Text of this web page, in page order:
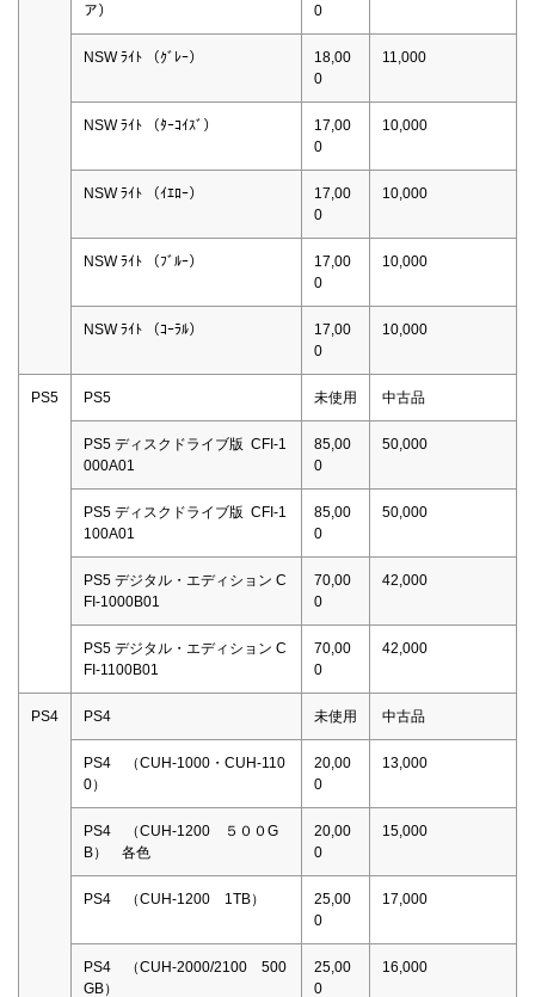
ア）
0
NSW ﾗｲﾄ （ｸﾞﾚｰ）
18,00
0
11,000
NSW ﾗｲﾄ （ﾀｰｺｲｽﾞ）
17,00
0
10,000
NSW ﾗｲﾄ （ｲｴﾛｰ）
17,00
0
10,000
NSW ﾗｲﾄ （ﾌﾞﾙｰ）
17,00
0
10,000
NSW ﾗｲﾄ （ｺｰﾗﾙ）
17,00
0
10,000
PS5 PS5 未使用 中古品
PS5 ディスクドライブ版 CFI-1
000A01
85,00
0
50,000
PS5 ディスクドライブ版 CFI-1
100A01
85,00
0
50,000
PS5 デジタル・エディション C
FI-1000B01
70,00
0
42,000
PS5 デジタル・エディション C
FI-1100B01
70,00
0
42,000
PS4 PS4 未使用 中古品
PS4 （CUH-1000・CUH-110
0）
20,00
0
13,000
PS4 （CUH-1200 ５００G
B） 各色
20,00
0
15,000
PS4 （CUH-1200 1TB）
25,00
0
17,000
PS4 （CUH-2000/2100 500
GB）
25,00
0
16,000